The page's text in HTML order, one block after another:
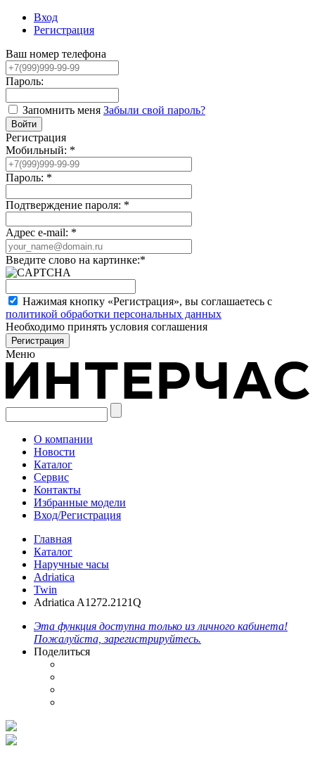
Вход
Регистрация
Ваш номер телефона
Пароль:
Запомнить меня Забыли свой пароль?
Регистрация
Мобильный: *
Пароль: *
Подтверждение пароля: *
Адрес e-mail: *
Введите слово на картинке:*
Нажимая кнопку «Регистрация», вы соглашаетесь с
политикой обработки персональных данных
Необходимо принять условия соглашения
Меню
О компании
Новости
Каталог
Сервис
Контакты
Избранные модели
Вход/Регистрация
Главная
Каталог
Наручные часы
Adriatica
Twin
Adriatica A1272.2121Q
Эта функция доступна только из личного кабинета!
Пожалуйста, зарегистрируйтесь.
Поделиться